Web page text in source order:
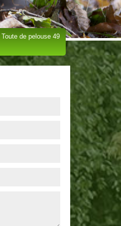
Toute de pelouse 49